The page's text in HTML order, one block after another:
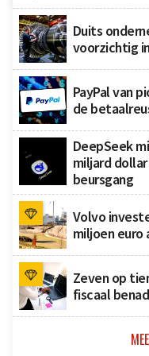
Duits
voorzichtig
PayPal van
de
DeepSeek
miljard
beursgang
Volvo
miljoen euro
Zeven op
fiscaal